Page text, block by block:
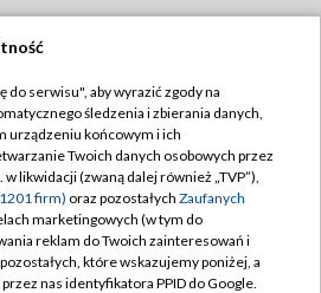
TVP
Regulamin TVP
prywatności
Moje zgody
Pomoc
do serwisu", aby wyrazić zgody na
śledzenia i zbierania danych,
urządzeniu końcowym i ich
Twoich danych osobowych przez
w likwidacji (zwaną dalej również „TVP”),
firm) oraz pozostałych Zaufanych
marketingowych (w tym do
reklam do Twoich zainteresowań i
które wskazujemy poniżej, a
nas identyfikatora PPID do Google.